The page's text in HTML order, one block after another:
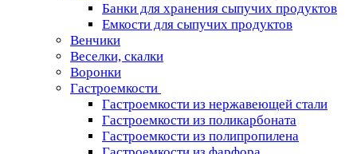
Банки для хранения сыпучих продуктов
Емкости для сыпучих продуктов
Венчики
Веселки, скалки
Воронки
Гастроемкости
Гастроемкости из нержавеющей стали
Гастроемкости из поликарбоната
Гастроемкости из полипропилена